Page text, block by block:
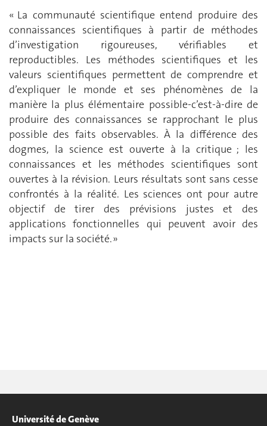
« La communauté scientifique entend produire des
connaissances scientifiques à partir de méthodes
d’investigation rigoureuses, vérifiables et
reproductibles. Les méthodes scientifiques et les
valeurs scientifiques permettent de comprendre et
d’expliquer le monde et ses phénomènes de la
manière la plus élémentaire possible-c’est-à-dire de
produire des connaissances se rapprochant le plus
possible des faits observables. À la différence des
dogmes, la science est ouverte à la critique ; les
connaissances et les méthodes scientifiques sont
ouvertes à la révision. Leurs résultats sont sans cesse
confrontés à la réalité. Les sciences ont pour autre
objectif de tirer des prévisions justes et des
applications fonctionnelles qui peuvent avoir des
impacts sur la société. »
Université de Genève